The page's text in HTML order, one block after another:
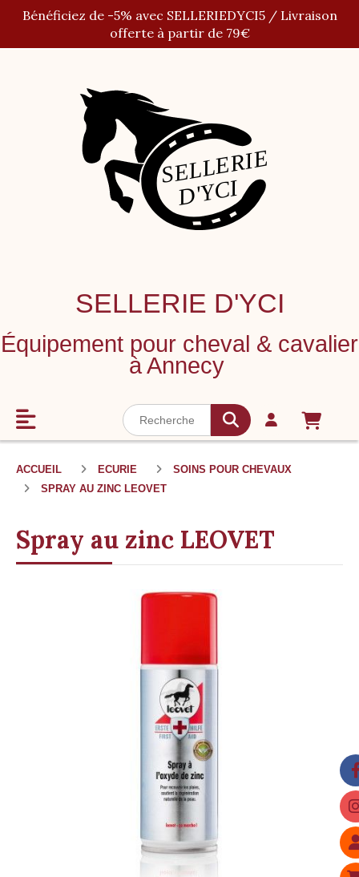
Bénéficiez de -5% avec SELLERIEDYCI5 / Livraison
offerte à partir de 79€
SELLERIE D'YCI
Équipement pour cheval & cavalier
à Annecy
ACCUEIL ECURIE
SOINS POUR CHEVAUX
SPRAY AU ZINC LEOVET
Spray au zinc LEOVET